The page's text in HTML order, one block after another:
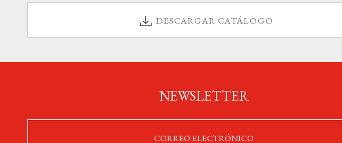
DESCARGAR CATÁLOGO
NEWSLETTER